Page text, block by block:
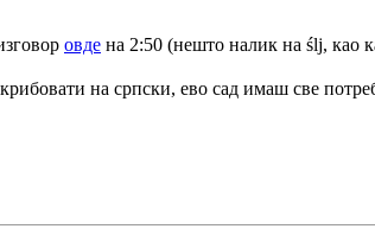
овде на 2:50 (нешто налик на ślj, као
на српски, ево сад имаш све